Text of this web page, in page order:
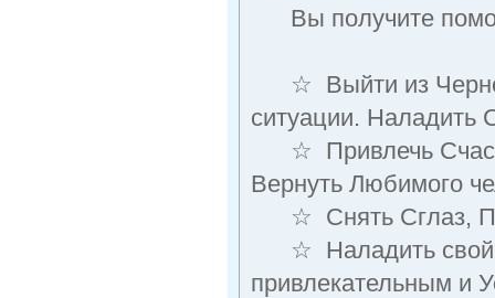
Вы получите
☆ Выйти из
ситуации. Наладить
☆ Привлечь
Вернуть Любимого
☆ Снять Сглаз,
☆ Наладить свой
привлекательным и